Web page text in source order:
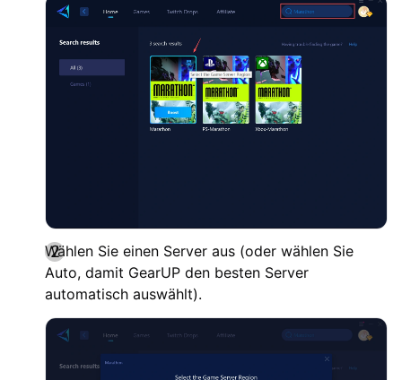
Wählen Sie einen Server aus (oder wählen Sie
Auto, damit GearUP den besten Server
automatisch auswählt).